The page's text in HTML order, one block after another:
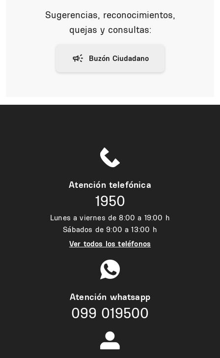
Sugerencias, reconocimientos,
quejas y consultas:
Atención telefónica
1950
Lunes a viernes de 8:00 a 19:00 h
Sábados de 9:00 a 13:00 h
Ver todos los teléfonos
Atención whatsapp
099 019500